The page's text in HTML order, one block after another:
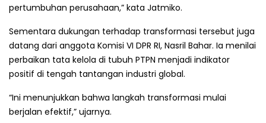
pertumbuhan perusahaan,” kata Jatmiko.
Sementara dukungan terhadap transformasi tersebut juga
datang dari anggota Komisi VI DPR RI, Nasril Bahar. Ia menilai
perbaikan tata kelola di tubuh PTPN menjadi indikator
positif di tengah tantangan industri global.
“Ini menunjukkan bahwa langkah transformasi mulai
berjalan efektif,” ujarnya.